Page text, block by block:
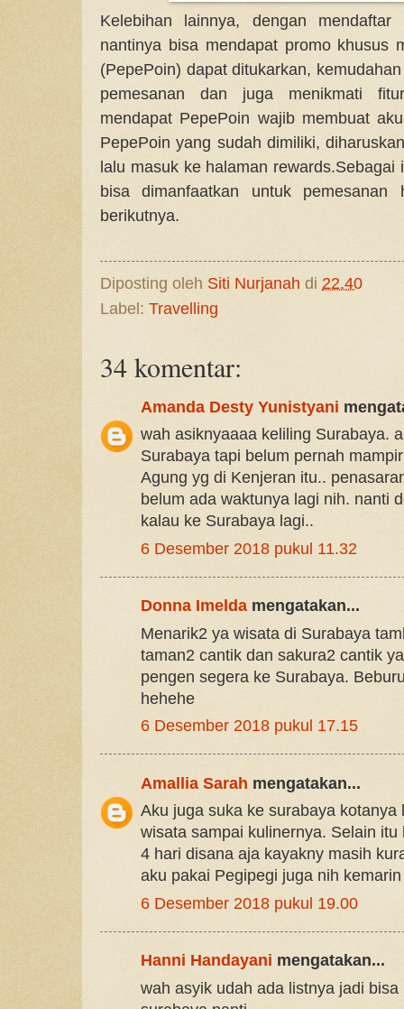
Kelebihan lainnya, dengan
nantinya bisa mendapat promo khusus
(PepePoin) dapat ditukarkan,
pemesanan dan juga menikmati
mendapat PepePoin wajib membuat
PepePoin yang sudah dimiliki,
lalu masuk ke halaman
bisa dimanfaatkan untuk
berikutnya.
Diposting oleh Siti Nurjanah di 22.40
Label: Travelling
34 komentar:
Amanda Desty Yunistyani
wah asiknyaaaa keliling Surabaya.
Surabaya tapi belum pernah
Agung yg di Kenjeran itu..
belum ada waktunya lagi nih. nanti
kalau ke Surabaya lagi..
6 Desember 2018 pukul 11.32
Donna Imeldamengatakan...
Menarik2 ya wisata di Surabaya
taman2 cantik dan sakura2 cantik
pengen segera ke Surabaya.
hehehe
6 Desember 2018 pukul 17.15
Amallia Sarah mengatakan...
Aku juga suka ke surabaya
wisata sampai kulinernya. Selain
4 hari disana aja kayakny masih
aku pakai Pegipegi juga nih
6 Desember 2018 pukul 19.00
Hanni Handayani mengatakan...
wah asyik udah ada listnya jadi